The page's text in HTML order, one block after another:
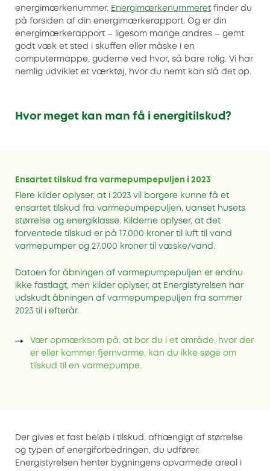
energimærkenummer. Energimærkenummeret finder du
på forsiden af din energimærkerapport. Og er din
energimærkerapport – ligesom mange andres – gemt
godt væk et sted i skuffen eller måske i en
computermappe, guderne ved hvor, så bare rolig. Vi har
nemlig udviklet et værktøj, hvor du nemt kan slå det op.
Hvor meget kan man få i energitilskud?
Ensartet tilskud fra varmepumpepuljen i 2023
Flere kilder oplyser, at i 2023 vil borgere kunne få et
ensartet tilskud fra varmepumpepuljen, uanset husets
størrelse og energiklasse. Kilderne oplyser, at det
forventede tilskud er på 17.000 kroner til luft til vand
varmepumper og 27.000 kroner til væske/vand.
Datoen for åbningen af varmepumpepuljen er endnu
ikke fastlagt, men kilder oplyser, at Energistyrelsen har
udskudt åbningen af varmepumpepuljen fra sommer
2023 til i efterår.
Vær opmærksom på, at bor du i et område, hvor der
er eller kommer fjernvarme, kan du ikke søge om
tilskud til en varmepumpe.
Der gives et fast beløb i tilskud, afhængigt af størrelse
og typen af energiforbedringen, du udfører.
Energistyrelsen henter bygningens opvarmede areal i